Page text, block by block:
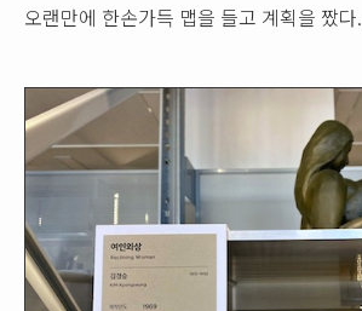
오랜만에 한손가득 맵을 들고 계획을 짰다.